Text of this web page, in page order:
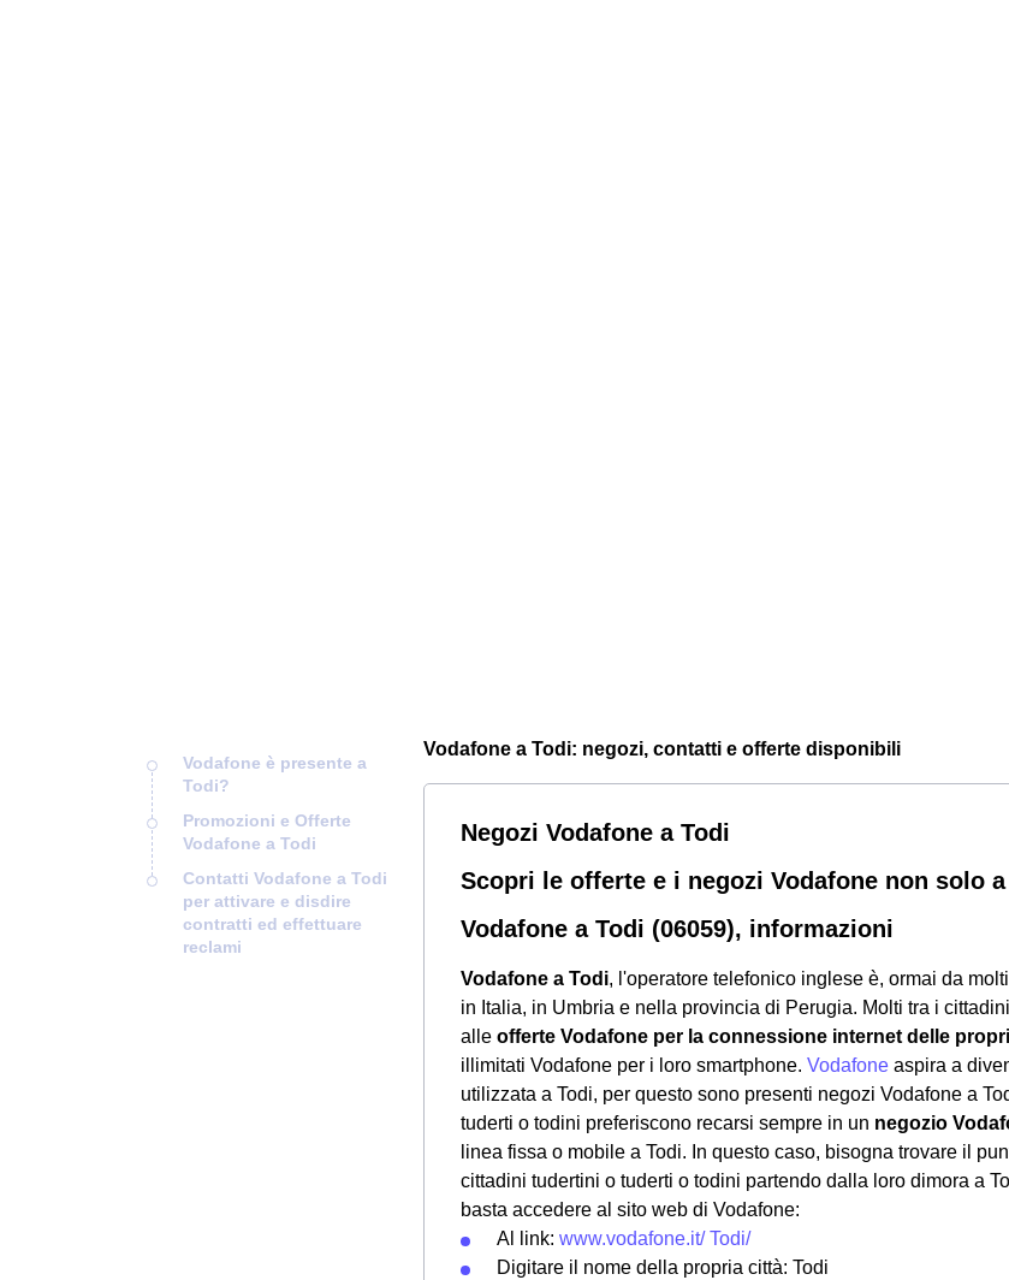
Vodafone è presente a
Todi?
Promozioni e Offerte
Vodafone a Todi
Contatti Vodafone a Todi
per attivare e disdire
contratti ed effettuare
reclami
Vodafone a Todi: negozi, contatti e offerte disponibili
Negozi Vodafone a Todi
Scopri le offerte e i negozi Vodafone non solo
Vodafone a Todi (06059), informazioni
Vodafone a Todi, l'operatore telefonico inglese è, ormai da
in Italia, in Umbria e nella provincia di Perugia. Molti tra i
alle offerte Vodafone per la connessione internet delle
illimitati Vodafone per i loro smartphone. Vodafone aspira a
utilizzata a Todi, per questo sono presenti negozi Vodafone a
tuderti o todini preferiscono recarsi sempre in un negozio
linea fissa o mobile a Todi. In questo caso, bisogna trovare il
cittadini tudertini o tuderti o todini partendo dalla loro dimora a
basta accedere al sito web di Vodafone:
Al link: www.vodafone.it/ Todi/
Digitare il nome della propria città: Todi